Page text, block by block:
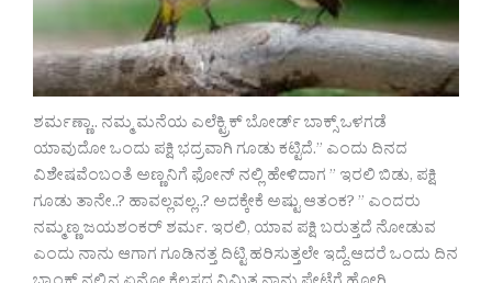
ಶರ್ಮಣ್ಣಾ.. ನಮ್ಮ ಮನೆಯ ಎಲೆಕ್ಟ್ರಿಕ್ ಬೋರ್ಡ್ ಬಾಕ್ಸ್ ಒಳಗಡೆ
ಯಾವುದೋ ಒಂದು ಪಕ್ಷಿ ಭದ್ರವಾಗಿ ಗೂಡು ಕಟ್ಟಿದೆ.” ಎಂದು ದಿನದ
ವಿಶೇಷವೆಂಬಂತೆ ಅಣ್ಣನಿಗೆ ಫೋನ್ ನಲ್ಲಿ ಹೇಳಿದಾಗ ” ಇರಲಿ ಬಿಡು, ಪಕ್ಷಿ
ಗೂಡು ತಾನೇ..? ಹಾವಲ್ಲವಲ್ಲ..? ಅದಕ್ಕೇಕೆ ಅಷ್ಟು ಆತಂಕ? ” ಎಂದರು
ನಮ್ಮಣ್ಣ ಜಯಶಂಕರ್ ಶರ್ಮ. ಇರಲಿ, ಯಾವ ಪಕ್ಷಿ ಬರುತ್ತದೆ ನೋಡುವ
ಎಂದು ನಾನು ಆಗಾಗ ಗೂಡಿನತ್ತ ದಿಟ್ಟಿ ಹರಿಸುತ್ತಲೇ ಇದ್ದೆ.ಆದರೆ ಒಂದು ದಿನ